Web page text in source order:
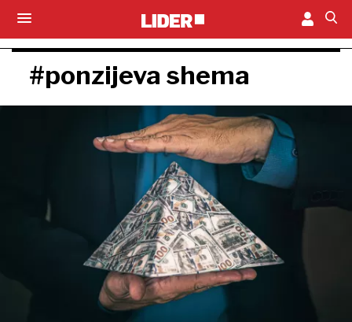
#ponzijeva shema